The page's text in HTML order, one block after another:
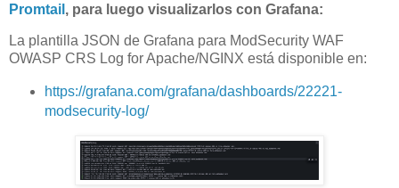
Promtail , para luego visualizarlos con Grafana:
La plantilla JSON de Grafana para ModSecurity WAF
OWASP CRS Log for Apache/NGINX está disponible en:
https://grafana.com/grafana/dashboards/22221-
modsecurity-log/